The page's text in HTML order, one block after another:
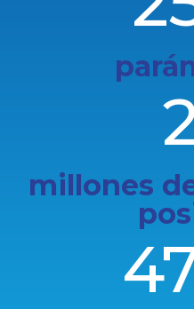
millones